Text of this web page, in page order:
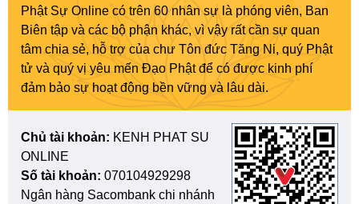
Phật Sự Online có trên 60 nhân sự là phóng viên, Ban
Biên tập và các bộ phận khác, vì vậy rất cần sự quan
tâm chia sẻ, hỗ trợ của chư Tôn đức Tăng Ni, quý Phật
tử và quý vị yêu mến Đạo Phật để có được kinh phí
đảm bảo sự hoạt động bền vững và lâu dài.
Chủ tài khoản: KENH PHAT SU
ONLINE
Số tài khoản: 070104929298
Ngân hàng Sacombank chi nhánh